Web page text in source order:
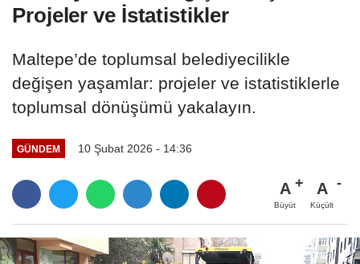
Projeler ve İstatistikler
Maltepe’de toplumsal belediyecilikle
değişen yaşamlar: projeler ve istatistiklerle
toplumsal dönüşümü yakalayın.
GÜNDEM 10 Şubat 2026 - 14:36
A
Büyüt
A
Küçült